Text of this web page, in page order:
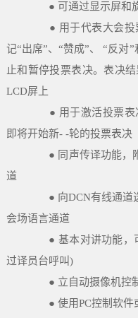
● 可通过显示屏和
● 用于代表大会
记“出席”、“赞成”、 “反对
止和暂停投票表决。表决
LCD屏上
● 用于激活投票
即将开始新- -轮的投票表决
● 同声传译功能，
道
● 向DCN有线通道
会场语言通道
● 基本对讲功能，
过译员台呼叫)
● 立自动摄像机控
● 使用PC控制软